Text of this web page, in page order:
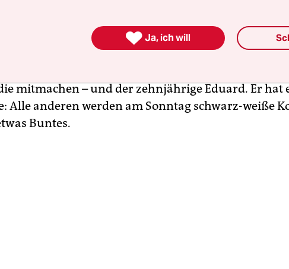
der fünf Standorte hat dafür eine kleine
er auf einem Fest in der Kulturbrauerei in
mitmachen – und der zehnjährige Eduard. Er hat
Alle anderen werden am Sonntag schwarz-weiße
Buntes.
 Ja, ich will